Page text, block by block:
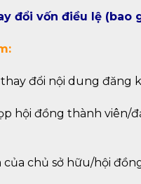
đổi vốn điều lệ (bao
đổi nội dung đăng
hội đồng thành viên/
chủ sở hữu/hội